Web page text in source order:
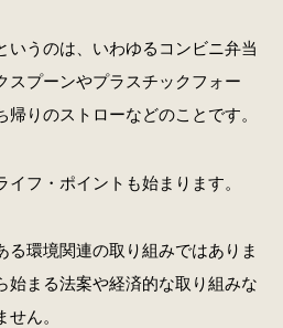
いうのは、いわゆるコンビニ弁当
スプーンやプラスチックフォー
りのストローなどのことです。
フ・ポイントも始まります。
る環境関連の取り組みではありま
始まる法案や経済的な取り組みな
ん。